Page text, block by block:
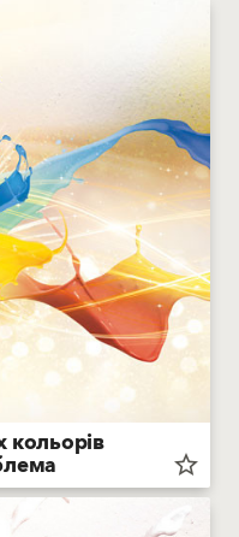
кольорів
star_border